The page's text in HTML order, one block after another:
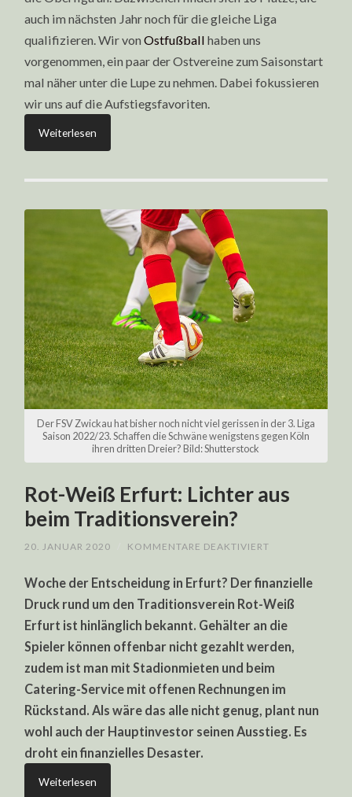
auch im nächsten Jahr noch für die gleiche Liga
qualifizieren. Wir vonOstfußball haben uns
vorgenommen, ein paar der Ostvereine zum Saisonstart
mal näher unter die Lupe zu nehmen. Dabei fokussieren
wir uns auf die Aufstiegsfavoriten.
Weiterlesen
Der FSV Zwickau hat bisher noch nicht viel gerissen in der 3. Liga
Saison 2022/23. Schaffen die Schwäne wenigstens gegen Köln
ihren dritten Dreier? Bild: Shutterstock
Rot-Weiß Erfurt: Lichter aus
beim Traditionsverein?
20. JANUAR 2020 KOMMENTARE DEAKTIVIERT
RFURT: L
US B
Woche der Entscheidung in Erfurt? Der finanzielle
Druck rund um den Traditionsverein Rot-Weiß
Erfurt ist hinlänglich bekannt. Gehälter an die
Spieler können offenbar nicht gezahlt werden,
zudem ist man mit Stadionmieten und beim
Catering-Service mit offenen Rechnungen im
Rückstand. Als wäre das alle nicht genug, plant nun
wohl auch der Hauptinvestor seinen Ausstieg. Es
droht ein finanzielles Desaster.
Weiterlesen